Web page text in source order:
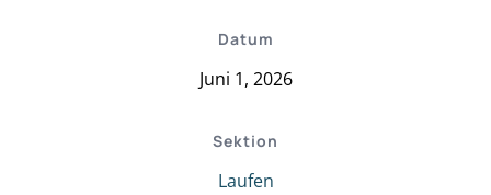
Datum
Juni 1, 2026
Sektion
Laufen